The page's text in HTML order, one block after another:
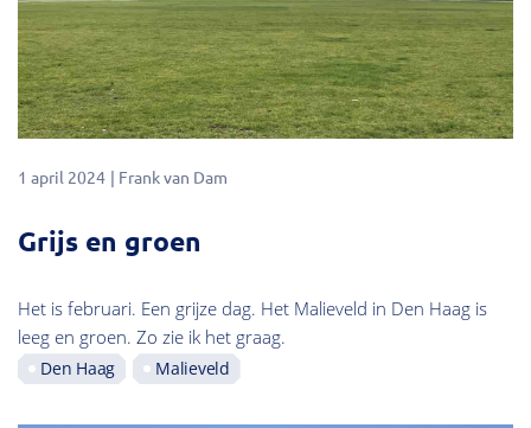
1 april 2024 Frank van Dam
Grijs en groen
Het is februari. Een grijze dag. Het Malieveld in Den Haag is
leeg en groen. Zo zie ik het graag.
Den Haag Malieveld